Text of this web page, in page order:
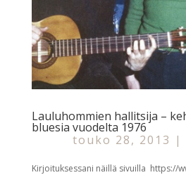
Lauluhommien hallitsija –
bluesia vuodelta 1976
touko 28, 2013 |
Kirjoituksessani näillä sivuilla https://